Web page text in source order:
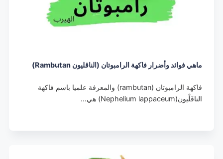
ماهي فوائد وأضرار فاكهة الرامبوتان (الناقليون Rambutan)
فاكهة الرامبوتان (rambutan) والمعرفة علميا باسم فاكهة
النافَلْيون(Nephelium lappaceum) هي…